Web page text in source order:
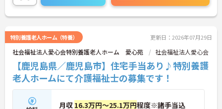
特別養護老人ホーム（特養） 更新日：2026年07月29日
社会福祉法人愛心会特別養護老人ホーム 愛心苑 社会福祉法人愛心会
【鹿児島県／鹿児島市】住宅手当あり♪特別養護
老人ホームにて介護福祉士の募集です！
月収 16.3万円～25.1万円程度※諸手当込